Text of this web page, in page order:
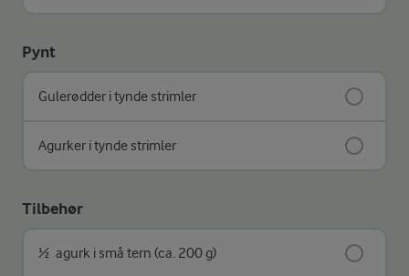
Pynt
Gulerødder i tynde strimler
Agurker i tynde strimler
Tilbehør
½ agurk i små tern (ca. 200 g)